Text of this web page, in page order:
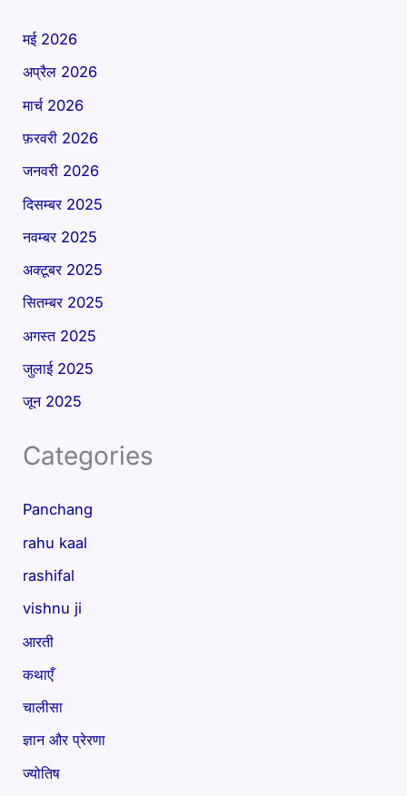
मई 2026
अप्रैल 2026
मार्च 2026
फ़रवरी 2026
जनवरी 2026
दिसम्बर 2025
नवम्बर 2025
अक्टूबर 2025
सितम्बर 2025
अगस्त 2025
जुलाई 2025
जून 2025
Categories
Panchang
rahu kaal
rashifal
vishnu ji
आरती
कथाएँ
चालीसा
ज्ञान और प्रेरणा
ज्योतिष